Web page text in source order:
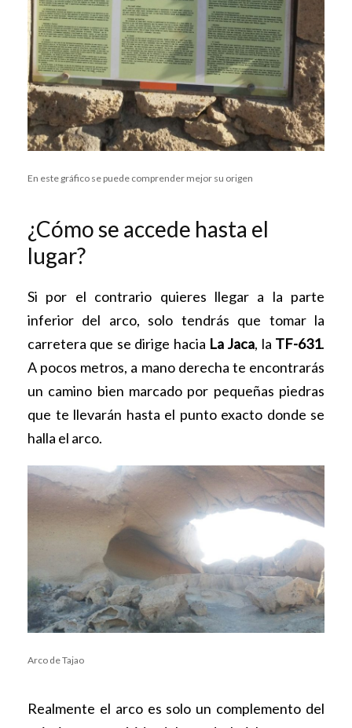
En este gráfico se puede comprender mejor su origen
¿Cómo se accede hasta el
lugar?
Si por el contrario quieres llegar a la parte
inferior del arco, solo tendrás que tomar la
carretera que se dirige hacia La Jaca, la TF-631.
A pocos metros, a mano derecha te encontrarás
un camino bien marcado por pequeñas piedras
que te llevarán hasta el punto exacto donde se
halla el arco.
Arco de Tajao
Realmente el arco es solo un complemento del